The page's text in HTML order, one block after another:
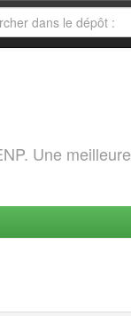
Une meilleure